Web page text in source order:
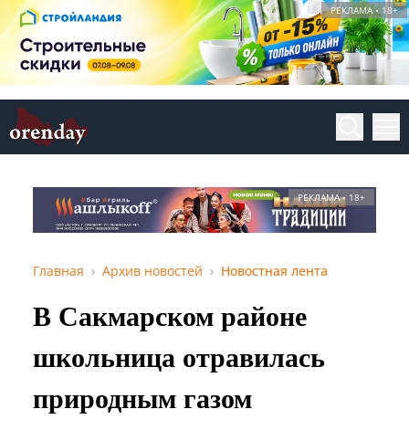
РЕКЛАМА • 18+
РЕКЛАМА • 18+
Главная Архив новостей Новостная лента
В Сакмарском районе
школьница отравилась
природным газом